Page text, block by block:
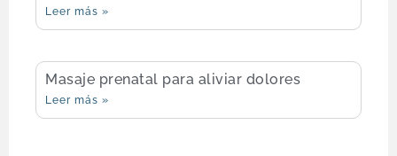
Leer más »
Masaje prenatal para aliviar dolores
Leer más »